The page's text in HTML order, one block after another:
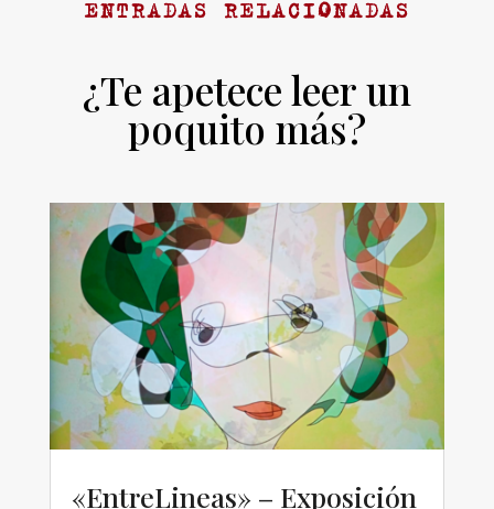
ENTRADAS RELACIONADAS
¿Te apetece leer un
poquito más?
«EntreLineas» – Exposición